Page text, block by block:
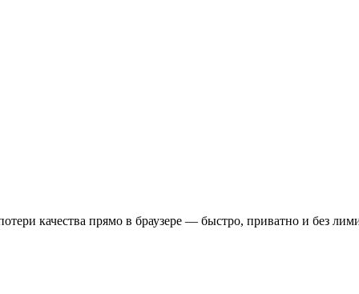
качества прямо в браузере — быстро, приватно и без